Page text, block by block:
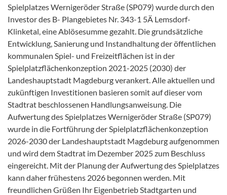
Spielplatzes Wernigeröder Straße (SP079) wurde durch den
Investor des B- Plangebietes Nr. 343-1 5Ä Lemsdorf-
Klinketal, eine Ablösesumme gezahlt. Die grundsätzliche
Entwicklung, Sanierung und Instandhaltung der öffentlichen
kommunalen Spiel- und Freizeitflächen ist in der
Spielplatzflächenkonzeption 2021-2025 (2030) der
Landeshauptstadt Magdeburg verankert. Alle aktuellen und
zukünftigen Investitionen basieren somit auf dieser vom
Stadtrat beschlossenen Handlungsanweisung. Die
Aufwertung des Spielplatzes Wernigeröder Straße (SP079)
wurde in die Fortführung der Spielplatzflächenkonzeption
2026-2030 der Landeshauptstadt Magdeburg aufgenommen
und wird dem Stadtrat im Dezember 2025 zum Beschluss
eingereicht. Mit der Planung der Aufwertung des Spielplatzes
kann daher frühestens 2026 begonnen werden. Mit
freundlichen Grüßen Ihr Eigenbetrieb Stadtgarten und